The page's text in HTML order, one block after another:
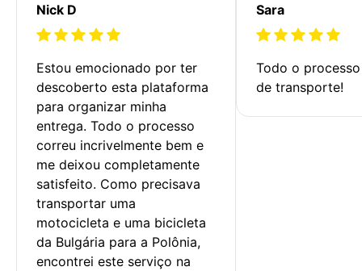
Nick D
Estou emocionado por ter
descoberto esta plataforma
para organizar minha
entrega. Todo o processo
correu incrivelmente bem e
me deixou completamente
satisfeito. Como precisava
transportar uma
motocicleta e uma bicicleta
da Bulgária para a Polônia,
encontrei este serviço na
Sara
Todo o
de transporte!